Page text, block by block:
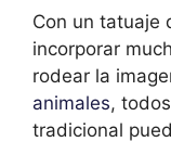
Con un tatuaje
incorporar
rodear la
animales,
tradicional